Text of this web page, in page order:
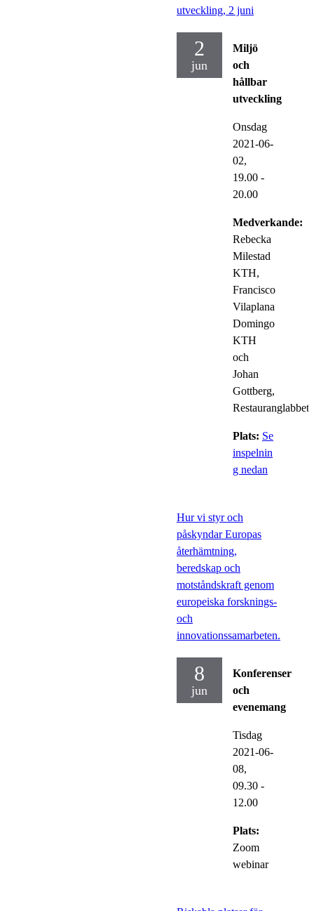
utveckling, 2 juni
2
jun
Miljö
och
hållbar
utveckling
Onsdag
2021-06-
02,
19.00 -
20.00
Medverkande:
Rebecka
Milestad
KTH,
Francisco
Vilaplana
Domingo
KTH
och
Johan
Gottberg,
Restauranglabbet
Plats: Se
inspelnin
g nedan
Hur vi styr och
påskyndar Europas
återhämtning,
beredskap och
motståndskraft genom
europeiska forsknings-
och
innovationssamarbeten.
8
jun
Konferenser
och
evenemang
Tisdag
2021-06-
08,
09.30 -
12.00
Plats:
Zoom
webinar